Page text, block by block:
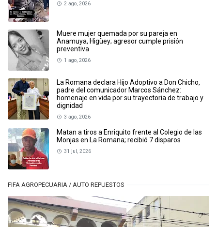
2 ago, 2026
Muere mujer quemada por su pareja en
Anamuya, Higüey; agresor cumple prisión
preventiva
1 ago, 2026
La Romana declara Hijo Adoptivo a Don Chicho,
padre del comunicador Marcos Sánchez:
homenaje en vida por su trayectoria de trabajo y
dignidad
3 ago, 2026
Matan a tiros a Enriquito frente al Colegio de las
Monjas en La Romana; recibió 7 disparos
31 jul, 2026
FIFA AGROPECUARIA / AUTO REPUESTOS